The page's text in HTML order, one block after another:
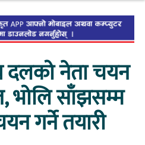
दलको नेता चयन
भोलि साँझसम्म
गर्ने तयारी